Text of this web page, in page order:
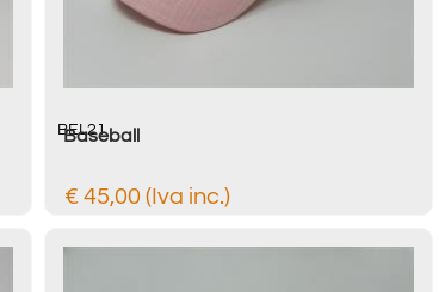
BEL21
Baseball
€ 45,00 (Iva inc.)